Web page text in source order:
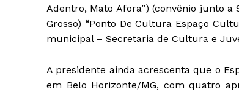
Adentro, Mato Afora”) (convênio junto
Grosso) “Ponto De Cultura Espaço
municipal – Secretaria de Cultura e
A presidente ainda acrescenta que o
em Belo Horizonte/MG, com quatro